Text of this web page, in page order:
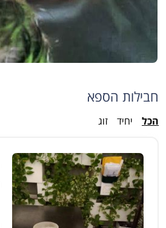
חבילות הספא
הכל יחיד זוג